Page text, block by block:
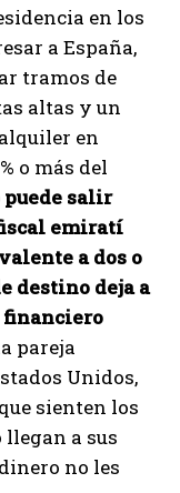
en los
a España,
tramos de
altas y un
en
o más del
salir
emiratí
a dos o
destino deja a
financiero
pareja
Unidos,
sienten los
llegan a sus
no les